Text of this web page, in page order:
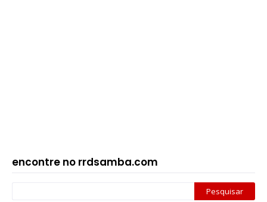
encontre no rrdsamba.com